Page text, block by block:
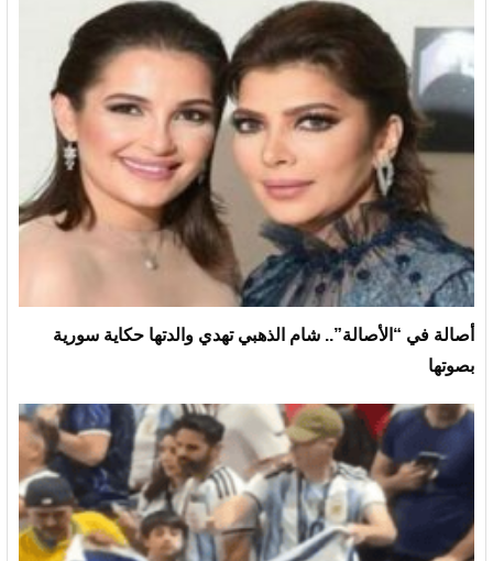
أصالة في “الأصالة”.. شام الذهبي تهدي والدتها حكاية سورية
بصوتها